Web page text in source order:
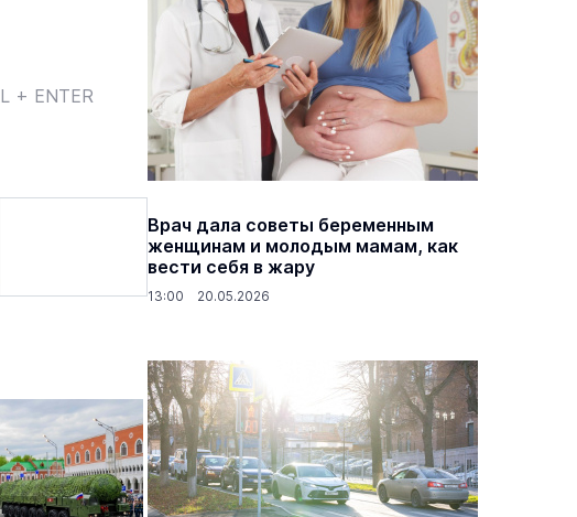
+ ENTER
Врач дала советы беременным
женщинам и молодым мамам, как
вести себя в жару
13:00 20.05.2026